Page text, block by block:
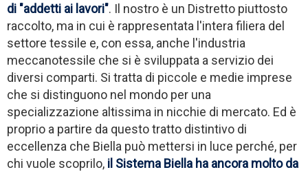
di "addetti ai lavori". Il nostro è un Distretto piuttosto
raccolto, ma in cui è rappresentata l'intera filiera del
settore tessile e, con essa, anche l'industria
meccanotessile che si è sviluppata a servizio dei
diversi comparti. Si tratta di piccole e medie imprese
che si distinguono nel mondo per una
specializzazione altissima in nicchie di mercato. Ed è
proprio a partire da questo tratto distintivo di
eccellenza che Biella può mettersi in luce perché, per
chi vuole scoprilo, il Sistema Biella ha ancora molto da